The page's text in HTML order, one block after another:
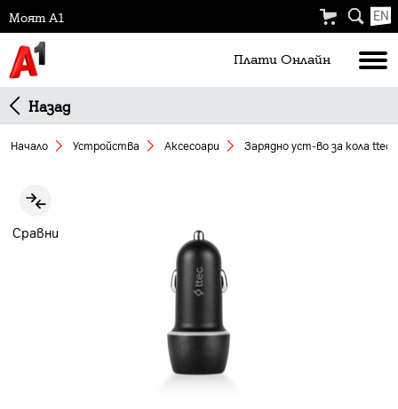
Моят А1 EN
Плати Oнлайн
Назад
Начало Устройства Аксесоари Зарядно уст-во за кола ttec
Сравни